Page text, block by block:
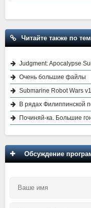
Читайте также по
Judgment: Apocalypse
Очень большие файлы
Submarine Robot Wars
В рядах Филиппинской
Починяй-ка. Большие
Обсуждение